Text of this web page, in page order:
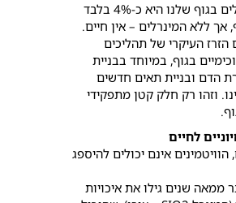
כמות המינרלים בגוף שלנו היא כ-4% בלבד
ללא המינרלים – אין חיים.
הזרז העיקרי של תהליכים
בגוף, במיוחד בבניית
הדם ובניית תאים חדשים
וזהו רק חלק קטן מתפקידי
לחיים
הוויטמינים אינם יכולים להיספג
ממאה שנים גילו את איכויות